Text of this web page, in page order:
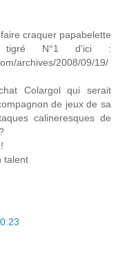
craquer papabelette
tigré N°1 d'ici :
archives/2008/09/19/
Colargol qui serait
de jeux de sa
calineresques de
talent